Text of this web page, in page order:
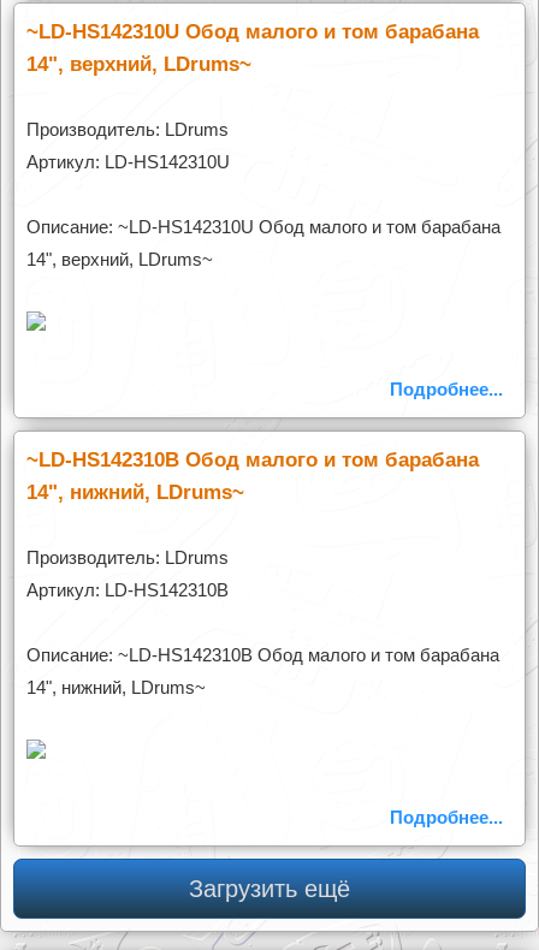
~LD-HS142310U Обод малого и том барабана
14", верхний, LDrums~
Производитель: LDrums
Артикул: LD-HS142310U
Описание: ~LD-HS142310U Обод малого и том барабана
14", верхний, LDrums~
Подробнее...
~LD-HS142310B Обод малого и том барабана
14", нижний, LDrums~
Производитель: LDrums
Артикул: LD-HS142310B
Описание: ~LD-HS142310B Обод малого и том барабана
14", нижний, LDrums~
Подробнее...
Загрузить ещё